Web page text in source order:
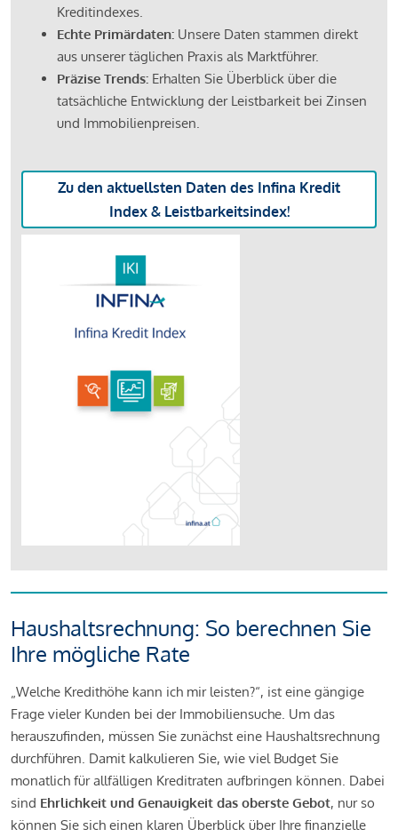
Kreditindexes.
Echte Primärdaten: Unsere Daten stammen direkt
aus unserer täglichen Praxis als Marktführer.
Präzise Trends: Erhalten Sie Überblick über die
tatsächliche Entwicklung der Leistbarkeit bei Zinsen
und Immobilienpreisen.
Zu den aktuellsten Daten des Infina Kredit
Index & Leistbarkeitsindex!
Haushaltsrechnung: So berechnen Sie
Ihre mögliche Rate
„Welche Kredithöhe kann ich mir leisten?“, ist eine gängige
Frage vieler Kunden bei der Immobiliensuche. Um das
herauszufinden, müssen Sie zunächst eine Haushaltsrechnung
durchführen. Damit kalkulieren Sie, wie viel Budget Sie
monatlich für allfälligen Kreditraten aufbringen können. Dabei
sind Ehrlichkeit und Genauigkeit das oberste Gebot, nur so
können Sie sich einen klaren Überblick über Ihre finanzielle